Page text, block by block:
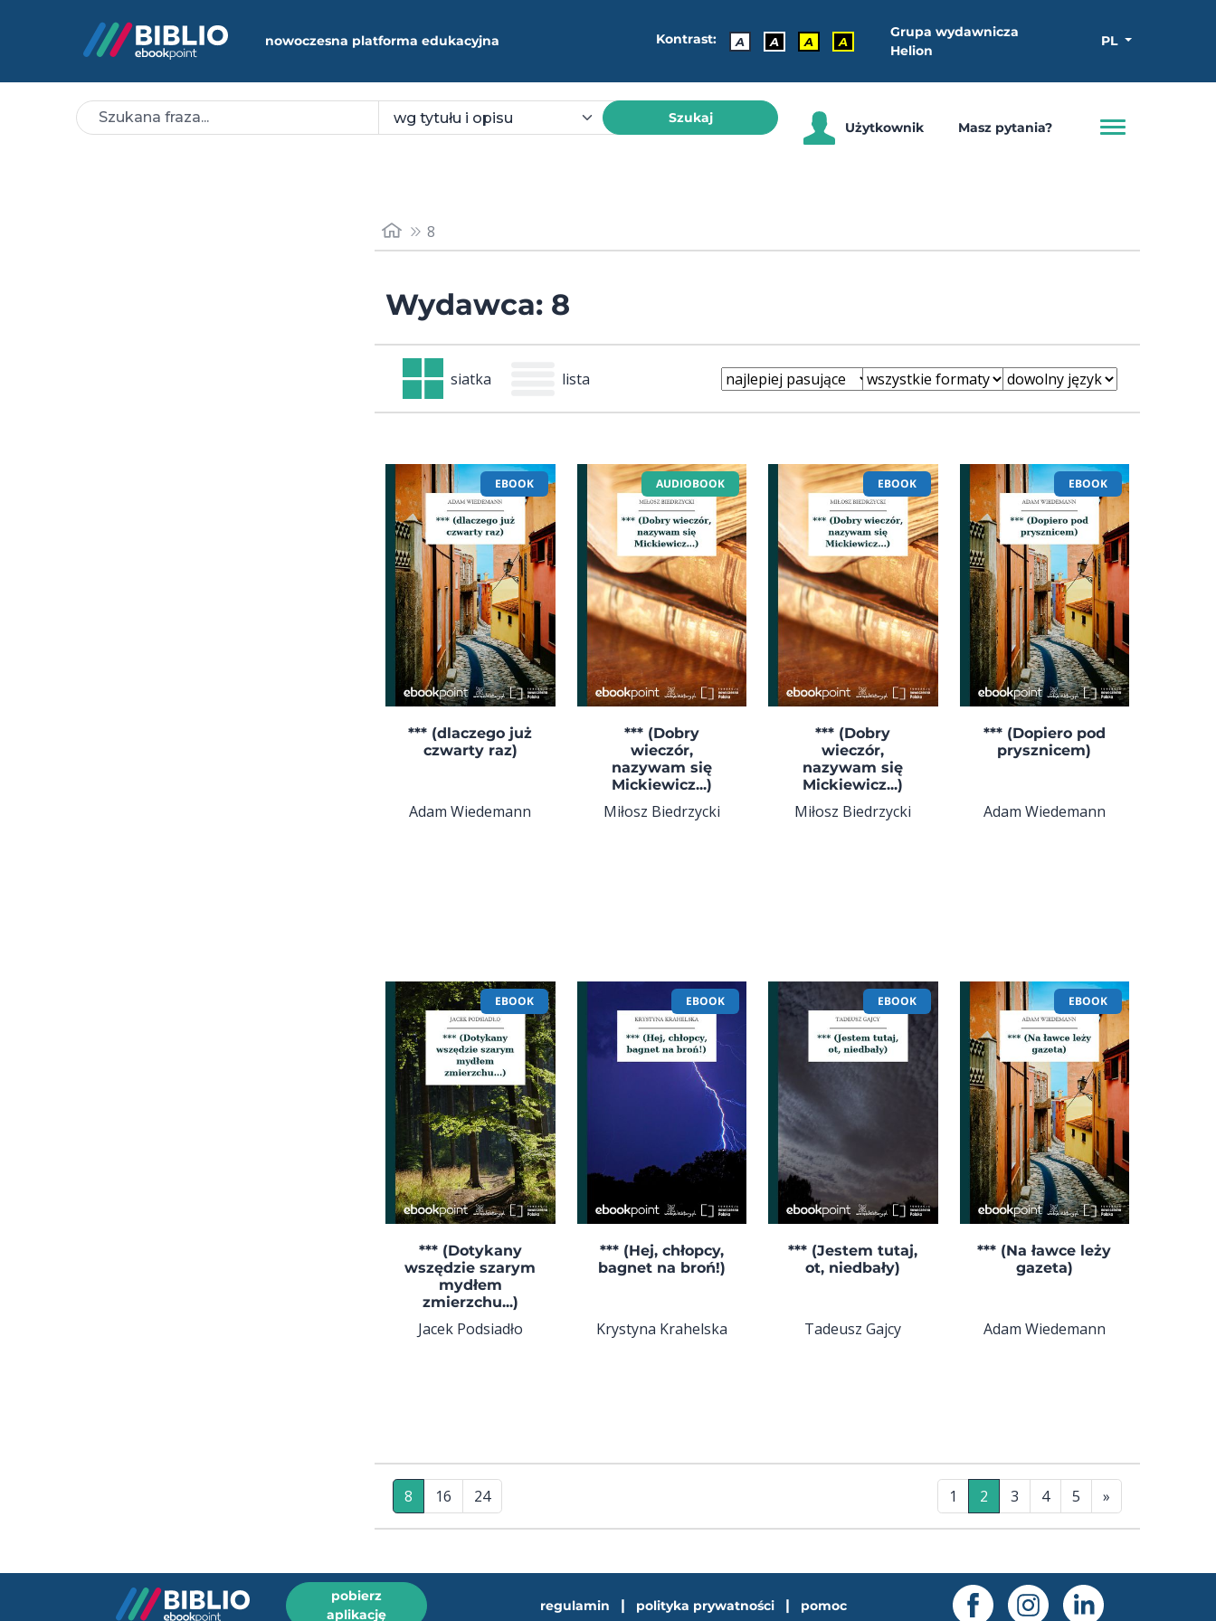
nowoczesna platforma edukacyjna Kontrast: A A A A
Grupa wydawnicza
Helion
PL
Szukaj
Użytkownik Masz pytania?
8
Wydawca: 8
siatka lista
EBOOK
*** (dlaczego już
czwarty raz)
Adam Wiedemann
AUDIOBOOK
*** (Dobry
wieczór,
nazywam się
Mickiewicz...)
Miłosz Biedrzycki
EBOOK
*** (Dobry
wieczór,
nazywam się
Mickiewicz...)
Miłosz Biedrzycki
EBOOK
*** (Dopiero pod
prysznicem)
Adam Wiedemann
EBOOK
*** (Dotykany
wszędzie szarym
mydłem
zmierzchu...)
Jacek Podsiadło
EBOOK
*** (Hej, chłopcy,
bagnet na broń!)
Krystyna Krahelska
EBOOK
*** (Jestem tutaj,
ot, niedbały)
Tadeusz Gajcy
EBOOK
*** (Na ławce leży
gazeta)
Adam Wiedemann
8 16 24 1 2 3 4 5 »
pobierz
aplikację
regulamin | polityka prywatności | pomoc